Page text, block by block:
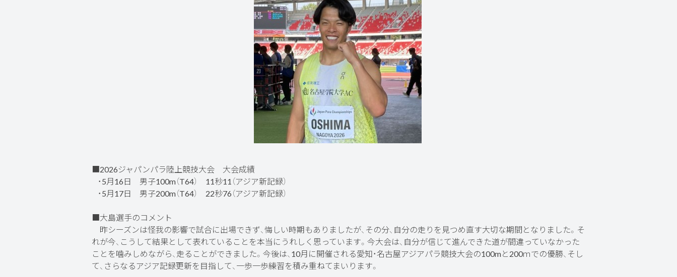
■2026ジャパンパラ陸上競技大会 大会成績
・5月16日 男子100m（T64） 11秒11（アジア新記録）
・5月17日 男子200m（T64） 22秒76（アジア新記録）
■大島選手のコメント
昨シーズンは怪我の影響で試合に出場できず、悔しい時期もありましたが、その分、自分の走りを見つめ直す大切な期間となりました。そ
れが今、こうして結果として表れていることを本当にうれしく思っています。今大会は、自分が信じて進んできた道が間違っていなかった
ことを噛みしめながら、走ることができました。今後は、10月に開催される愛知・名古屋アジアパラ競技大会の100mと200ｍでの優勝、そし
て、さらなるアジア記録更新を目指して、一歩一歩練習を積み重ねてまいります。